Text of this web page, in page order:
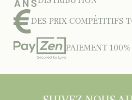
DES PRIX COMPÉTITIFS
PAIEMENT 100%